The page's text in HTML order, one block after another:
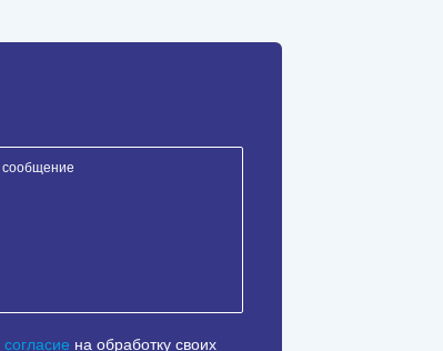
согласие на обработку своих